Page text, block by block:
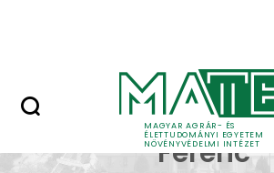
MAGYAR AGRÁR- ÉS
ÉLETTUDOMÁNYI EGYETEM
NÖVÉNYVÉDELMI INTÉZET
DeutschDeutsch
Ferenc